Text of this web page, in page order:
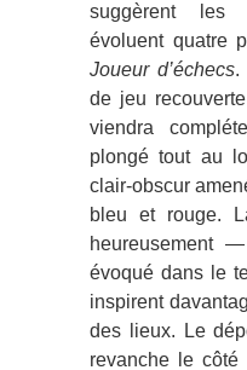
suggèrent les
évoluent quatre
Joueur d’échecs.
de jeu
viendra
plongé tout au
clair-obscur
bleu et rouge.
heureusement
évoqué dans le
inspirent
des lieux. Le
revanche le côté